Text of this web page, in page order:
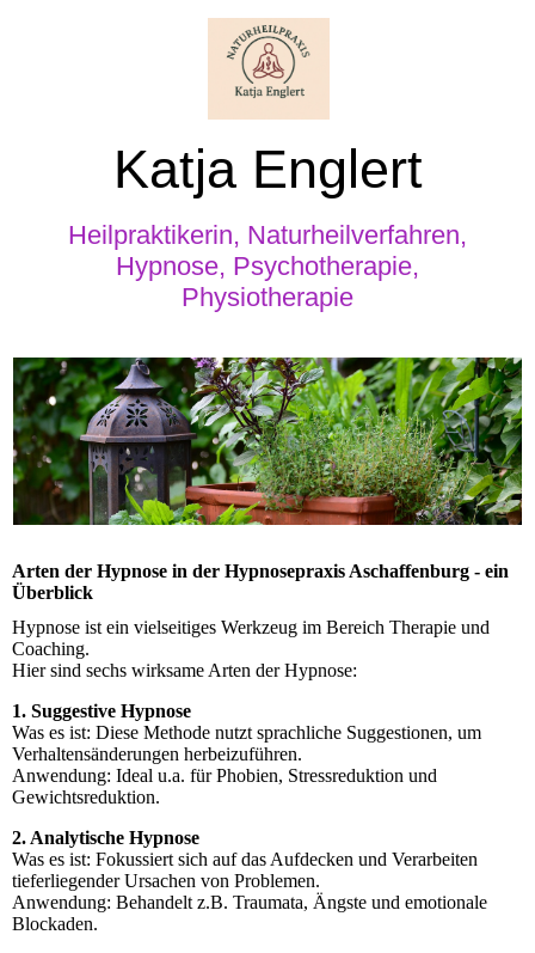
Katja Englert
Heilpraktikerin, Naturheilverfahren,
Hypnose, Psychotherapie,
Physiotherapie
Arten der Hypnose in der Hypnosepraxis Aschaffenburg - ein
Überblick
Hypnose ist ein vielseitiges Werkzeug im Bereich Therapie und
Coaching.
Hier sind sechs wirksame Arten der Hypnose:
1. Suggestive Hypnose
Was es ist: Diese Methode nutzt sprachliche Suggestionen, um
Verhaltensänderungen herbeizuführen.
Anwendung: Ideal u.a. für Phobien, Stressreduktion und
Gewichtsreduktion.
2. Analytische Hypnose
Was es ist: Fokussiert sich auf das Aufdecken und Verarbeiten
tieferliegender Ursachen von Problemen.
Anwendung: Behandelt z.B. Traumata, Ängste und emotionale
Blockaden.